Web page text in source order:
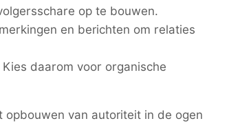
op te bouwen.
en berichten om relaties
daarom voor organische
opbouwen van autoriteit in de ogen